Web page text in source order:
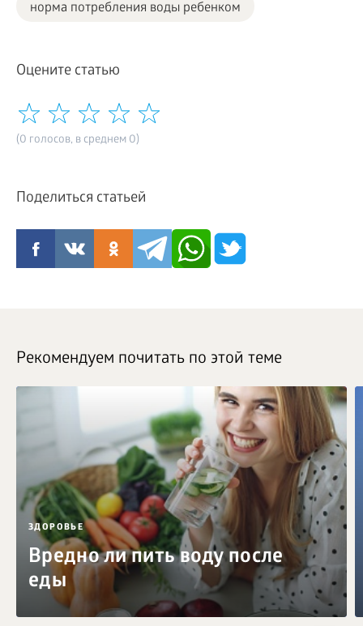
норма потребления воды ребенком
Оцените статью
(0 голосов, в среднем 0)
Поделиться статьей
Рекомендуем почитать по этой теме
ЗДОРОВЬЕ
Вредно ли пить воду после
еды